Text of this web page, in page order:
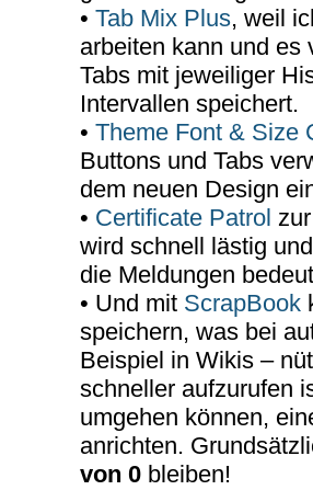
• Tab Mix Plus, weil
arbeiten kann und es
Tabs mit jeweiliger
Intervallen speichert.
• Theme Font & Size
Buttons und Tabs
dem neuen Design
• Certificate Patrol
wird schnell lästig
die Meldungen
• Und mit ScrapBook
speichern, was bei
Beispiel in Wikis –
schneller aufzurufen
umgehen können,
anrichten.
von 0bleiben!